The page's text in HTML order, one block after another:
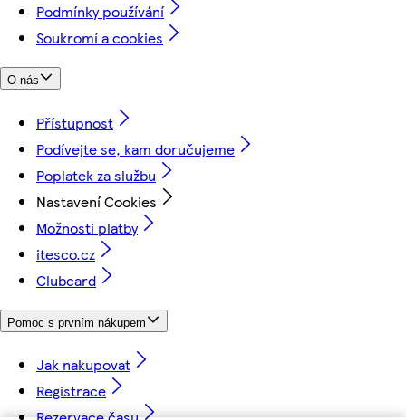
Podmínky používání
Soukromí a cookies
O nás
Přístupnost
Podívejte se, kam doručujeme
Poplatek za službu
Nastavení Cookies
Možnosti platby
itesco.cz
Clubcard
Pomoc s prvním nákupem
Jak nakupovat
Registrace